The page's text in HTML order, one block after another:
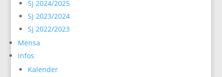
Sj 2024/2025
Sj 2023/2024
Sj 2022/2023
Mensa
Infos
Kalender